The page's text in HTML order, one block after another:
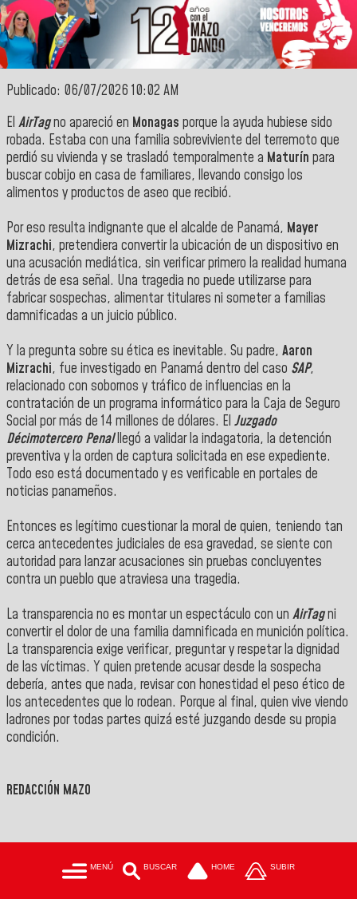
Publicado: 06/07/2026 10:02 AM
El AirTagno apareció en Monagas porque la ayuda hubiese sido
robada. Estaba con una familia sobreviviente del terremoto que
perdió su vivienda y se trasladó temporalmente a Maturín para
buscar cobijo en casa de familiares, llevando consigo los
alimentos y productos de aseo que recibió.
Por eso resulta indignante que el alcalde de Panamá, Mayer
Mizrachi, pretendiera convertir la ubicación de un dispositivo en
una acusación mediática, sin verificar primero la realidad humana
detrás de esa señal. Una tragedia no puede utilizarse para
fabricar sospechas, alimentar titulares ni someter a familias
damnificadas a un juicio público.
Y la pregunta sobre su ética es inevitable. Su padre, Aaron
Mizrachi, fue investigado en Panamá dentro del caso SAP,
relacionado con sobornos y tráfico de influencias en la
contratación de un programa informático para la Caja de Seguro
Social por más de 14 millones de dólares. El Juzgado
Décimotercero Penalllegó a validar la indagatoria, la detención
preventiva y la orden de captura solicitada en ese expediente.
Todo eso está documentado y es verificable en portales de
noticias panameños.
Entonces es legítimo cuestionar la moral de quien, teniendo tan
cerca antecedentes judiciales de esa gravedad, se siente con
autoridad para lanzar acusaciones sin pruebas concluyentes
contra un pueblo que atraviesa una tragedia.
La transparencia no es montar un espectáculo con un AirTagni
convertir el dolor de una familia damnificada en munición política.
La transparencia exige verificar, preguntar y respetar la dignidad
de las víctimas. Y quien pretende acusar desde la sospecha
debería, antes que nada, revisar con honestidad el peso ético de
los antecedentes que lo rodean. Porque al final, quien vive viendo
ladrones por todas partes quizá esté juzgando desde su propia
condición.
REDACCIÓN MAZO
MENÚ BUSCAR HOME SUBIR